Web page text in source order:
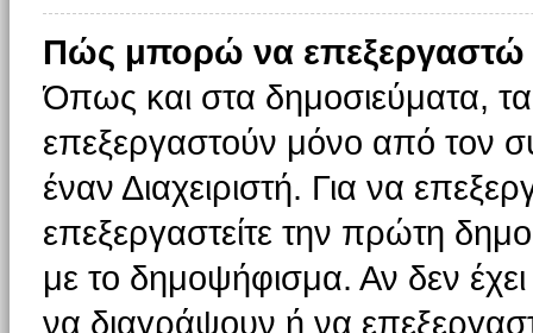
Πώς μπορώ να
Όπως και στα δημοσιεύματα,
επεξεργαστούν μόνο από τον
έναν Διαχειριστή. Για να
επεξεργαστείτε την πρώτη
με το δημοψήφισμα. Αν δεν
να διαγράψουν ή να